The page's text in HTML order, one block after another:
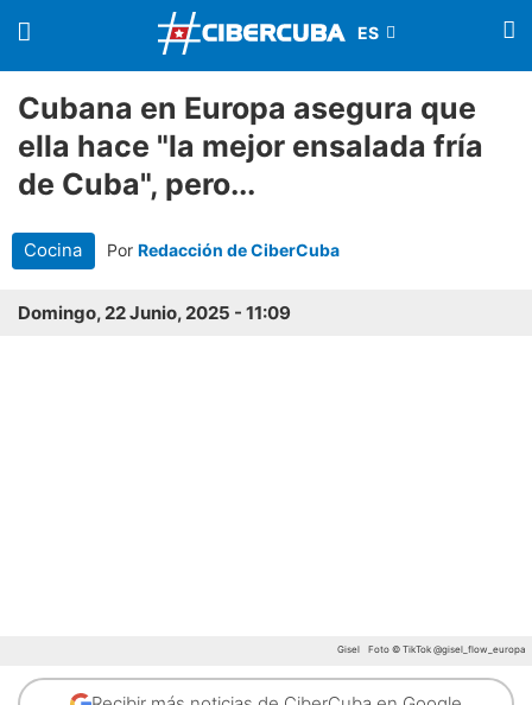
Cubana en Europa asegura que
ella hace "la mejor ensalada fría
de Cuba", pero...
Cocina Por Redacción de CiberCuba
Domingo, 22 Junio, 2025 - 11:09
Gisel Foto © TikTok @gisel_flow_europa